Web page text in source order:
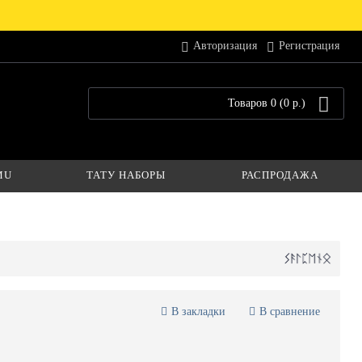
Авторизация Регистрация
Товаров 0 (0 р.)
ТАТУ НАБОРЫ РАСПРОДАЖА
В закладки В сравнение